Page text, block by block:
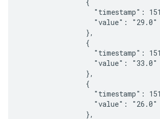
"timestamp":
                  "value": "29.0"
                },
                {
"timestamp":
                  "value": "33.0"
                },
                {
"timestamp":
                  "value": "26.0"
                },